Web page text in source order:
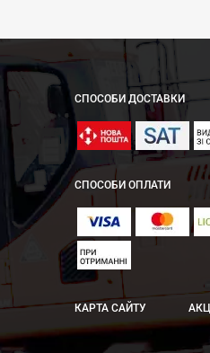
СПОСОБИ ДОСТАВКИ
СПОСОБИ ОПЛАТИ
КАРТА САЙТУ АКЦІЇ